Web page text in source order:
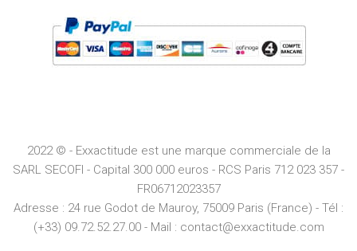
2022 © - Exxactitude est une marque commerciale de la
SARL SECOFI - Capital 300 000 euros - RCS Paris 712 023 357 -
FR06712023357
Adresse : 24 rue Godot de Mauroy, 75009 Paris (France) - Tél :
(+33) 09.72.52.27.00 - Mail : contact@exxactitude.com